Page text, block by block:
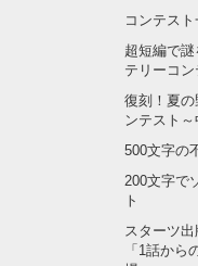
コンテスト
超短編で
テリーコン
復刻！夏
ンテスト
500文字の
200文字で
ト
スターツ
「1話から